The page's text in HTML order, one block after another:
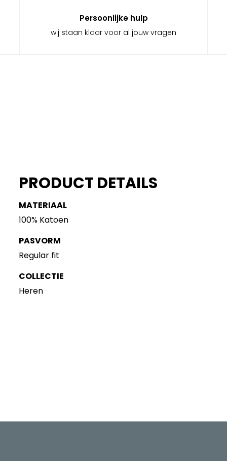
Persoonlijke hulp
wij staan klaar voor al jouw vragen
PRODUCT DETAILS
MATERIAAL
100% Katoen
PASVORM
Regular fit
COLLECTIE
Heren